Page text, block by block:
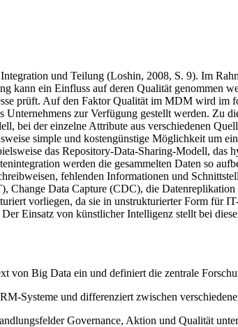
und Teilung (Loshin, 2008, S. 9). Im
kann ein Einfluss auf deren Qualität genommen
prüft. Auf den Faktor Qualität im MDM wird im
zur Verfügung gestellt werden. Zu
bei der einzelne Attribute aus verschiedenen
simple und kostengünstige Möglichkeit um
das Repository-Data-Sharing-Modell,
werden die gesammelten Daten so
fehlenden Informationen und
Data Capture (CDC), die
vorliegen, da sie in unstrukturierter Form für
Einsatz von künstlicher Intelligenz stellt bei
von Big Data ein und definiert die zentrale
Systeme und differenziert zwischen
Governance, Aktion und Qualität